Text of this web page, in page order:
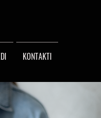
KONTAKTI